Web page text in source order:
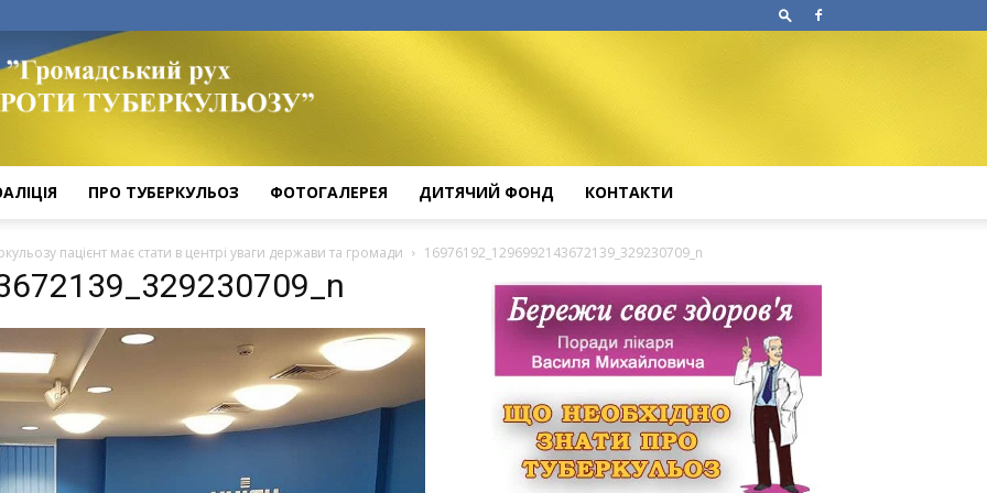
ПРО ТУБЕРКУЛЬОЗ ФОТОГАЛЕРЕЯ ДИТЯЧИЙ ФОНД КОНТАКТИ
пацієнт має стати в центрі уваги держави та громади 16976192_1296992143672139_329230709_n